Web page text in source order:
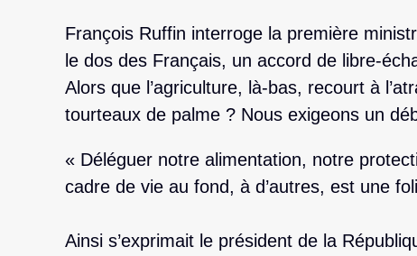
François Ruffin interroge la première
le dos des Français, un accord de libre-
Alors que l’agriculture, là-bas, recourt à
tourteaux de palme ? Nous exigeons un
« Déléguer notre alimentation, notre
cadre de vie au fond, à d’autres, est une
Ainsi s’exprimait le président de la